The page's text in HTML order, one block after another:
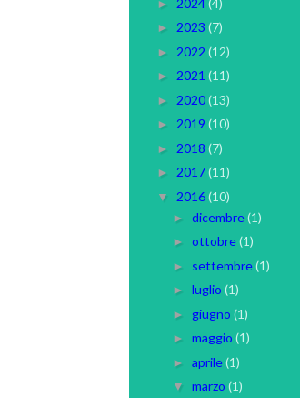
►
► 2023 (7)
► 2022 (12)
► 2021 (11)
► 2020(13)
► 2019 (10)
► 2018 (7)
► 2017(11)
▼ 2016(10)
► dicembre(1)
► ottobre(1)
► settembre(1)
► luglio (1)
► giugno (1)
► maggio (1)
► aprile(1)
▼ marzo (1)